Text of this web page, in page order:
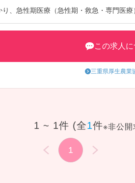
、急性期医療（急性期・救急・専門医
心して仕事と育児の両立ができる環境の
せください。
この求人
三重県厚生農
1 ~ 1件 (全1件※非公開
1